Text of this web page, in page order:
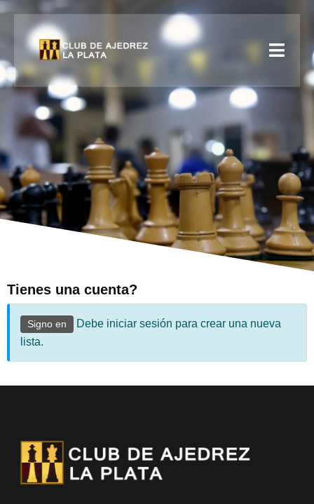
Tienes una cuenta?
Signo en
Debe iniciar sesión para crear una nueva
lista.